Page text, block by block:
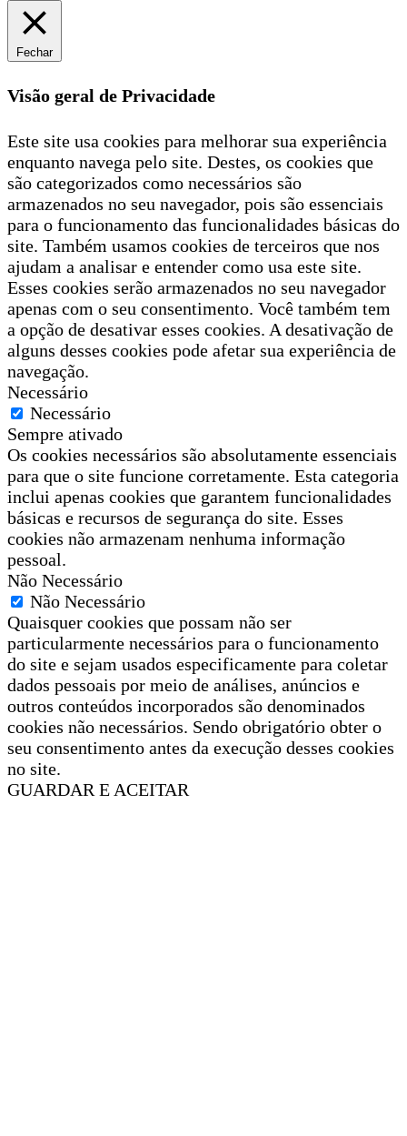
Fechar
Visão geral de Privacidade
Este site usa cookies para melhorar sua experiência
enquanto navega pelo site. Destes, os cookies que
são categorizados como necessários são
armazenados no seu navegador, pois são essenciais
para o funcionamento das funcionalidades básicas do
site. Também usamos cookies de terceiros que nos
ajudam a analisar e entender como usa este site.
Esses cookies serão armazenados no seu navegador
apenas com o seu consentimento. Você também tem
a opção de desativar esses cookies. A desativação de
alguns desses cookies pode afetar sua experiência de
navegação.
Necessário
Necessário
Sempre ativado
Os cookies necessários são absolutamente essenciais
para que o site funcione corretamente. Esta categoria
inclui apenas cookies que garantem funcionalidades
básicas e recursos de segurança do site. Esses
cookies não armazenam nenhuma informação
pessoal.
Não Necessário
Não Necessário
Quaisquer cookies que possam não ser
particularmente necessários para o funcionamento
do site e sejam usados especificamente para coletar
dados pessoais por meio de análises, anúncios e
outros conteúdos incorporados são denominados
cookies não necessários. Sendo obrigatório obter o
seu consentimento antes da execução desses cookies
no site.
GUARDAR E ACEITAR